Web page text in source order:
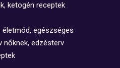
ketogén receptek
egészséges
nőknek, edzésterv